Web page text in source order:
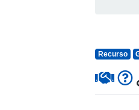
Recurso